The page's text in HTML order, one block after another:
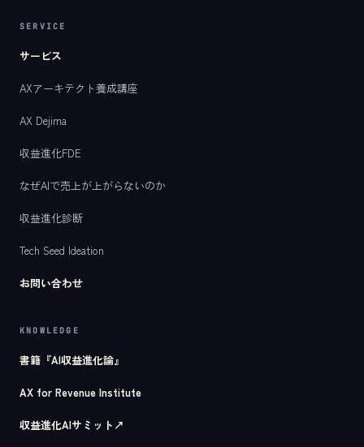
SERVICE
サービス
AXアーキテクト養成講座
AX Dejima
収益進化FDE
なぜAIで売上が上がらないのか
収益進化診断
Tech Seed Ideation
お問い合わせ
KNOWLEDGE
書籍『AI収益進化論』
AX for Revenue Institute
収益進化AIサミット ↗